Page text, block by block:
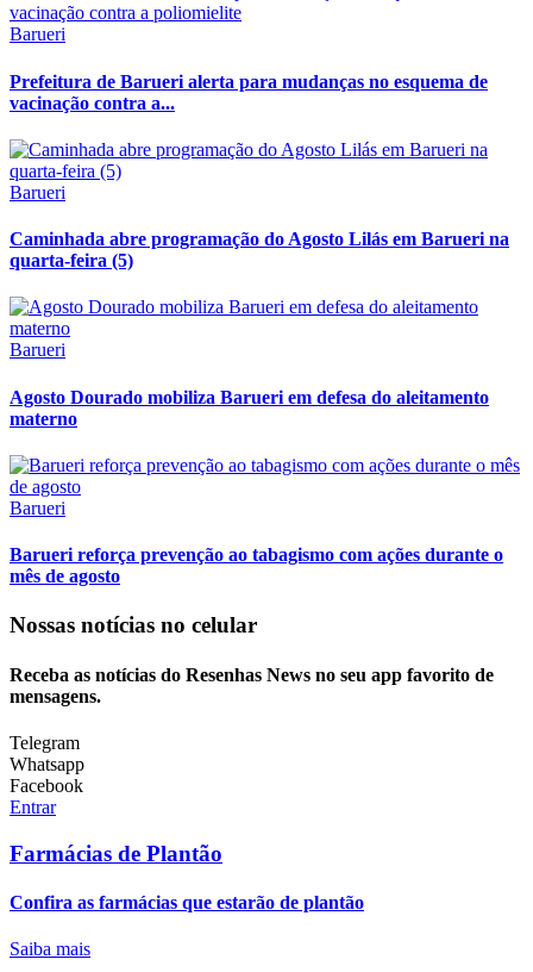
Barueri
Prefeitura de Barueri alerta para mudanças no esquema de
vacinação contra a...
Barueri
Caminhada abre programação do Agosto Lilás em Barueri na
quarta-feira (5)
Barueri
Agosto Dourado mobiliza Barueri em defesa do aleitamento
materno
Barueri
Barueri reforça prevenção ao tabagismo com ações durante o
mês de agosto
Nossas notícias no celular
Receba as notícias do Resenhas News no seu app favorito de
mensagens.
Telegram
Whatsapp
Facebook
Entrar
Farmácias de Plantão
Confira as farmácias que estarão de plantão
Saiba mais